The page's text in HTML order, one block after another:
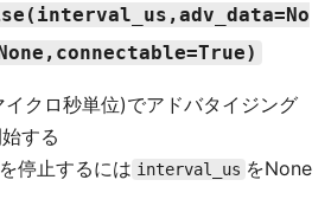
クロ秒単位)でアドバタイジング
する
停止するには interval_us をNone